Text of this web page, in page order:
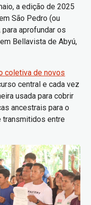
a edição de 2025
São Pedro (ou
aprofundar os
Bellavista de Abyú,
coletiva de novos
central e cada vez
usada para cobrir
ancestrais para o
transmitidos entre